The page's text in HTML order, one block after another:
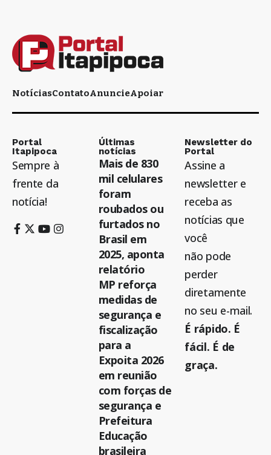
NotíciasContatoAnuncieApoiar
Portal
Itapipoca
Sempre à
frente da
notícia!
Últimas
notícias
Mais de 830
mil celulares
foram
roubados ou
furtados no
Brasil em
2025, aponta
relatório
MP reforça
medidas de
segurança e
fiscalização
para a
Expoita 2026
em reunião
com forças de
segurança e
Prefeitura
Educação
brasileira
Newsletter do
Portal
Assine a
newsletter e
receba as
notícias que
você
não pode
perder
diretamente
no seu e-mail.
É rápido. É
fácil. É de
graça.